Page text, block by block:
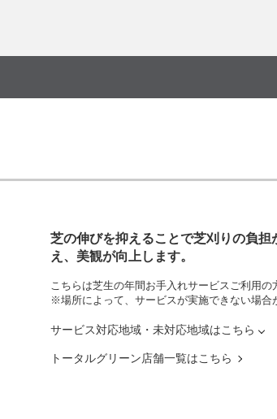
芝の伸びを抑えることで芝刈りの負
え、美観が向上します。
こちらは芝生の年間お手入れサービスご利用の
※場所によって、サービスが実施できない場合
サービス対応地域・未対応地域はこちら
トータルグリーン店舗一覧はこちら